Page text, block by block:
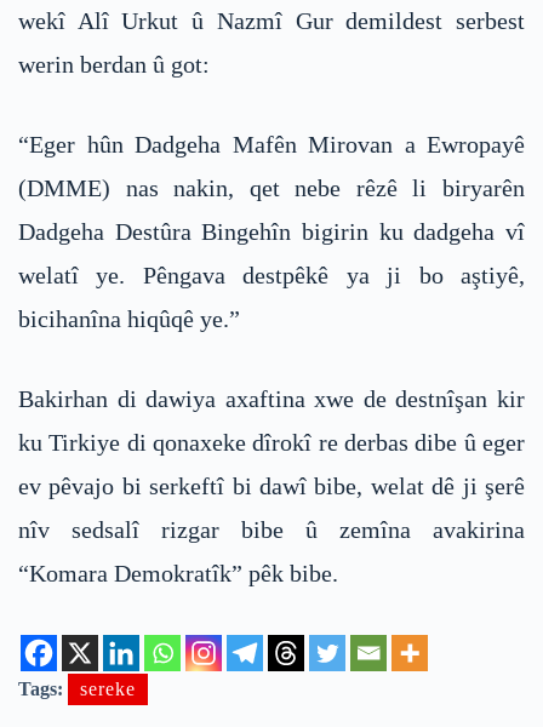
wekî Alî Urkut û Nazmî Gur demildest serbest
werin berdan û got:
“Eger hûn Dadgeha Mafên Mirovan a Ewropayê
(DMME) nas nakin, qet nebe rêzê li biryarên
Dadgeha Destûra Bingehîn bigirin ku dadgeha vî
welatî ye. Pêngava destpêkê ya ji bo aştiyê,
bicihanîna hiqûqê ye.”
Bakirhan di dawiya axaftina xwe de destnîşan kir
ku Tirkiye di qonaxeke dîrokî re derbas dibe û eger
ev pêvajo bi serkeftî bi dawî bibe, welat dê ji şerê
nîv sedsalî rizgar bibe û zemîna avakirina
“Komara Demokratîk” pêk bibe.
Tags: sereke